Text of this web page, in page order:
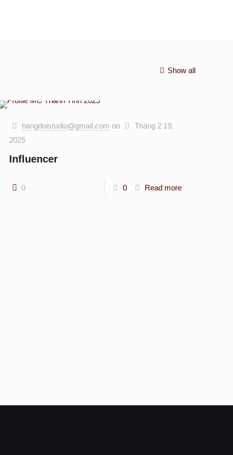
Show all
hangdoistudio@gmail.com on
Tháng 2 19,
2025
Influencer
0 0 Read more